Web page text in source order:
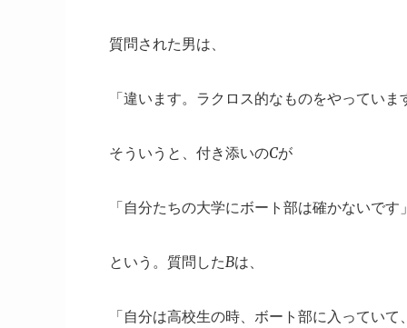
質問された男は、
「違います。ラクロス的なものをやっていま
そういうと、付き添いのCが
「自分たちの大学にボート部は確かないです
という。質問したBは、
「自分は高校生の時、ボート部に入ってい